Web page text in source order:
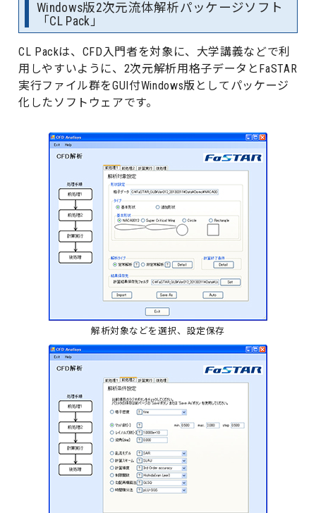
Windows版2次元流体解析パッケージソフト
「CL Pack」
CL Packは、CFD入門者を対象に、大学講義などで利
用しやすいように、2次元解析用格子データとFaSTAR
実行ファイル群をGUI付Windows版としてパッケージ
化したソフトウェアです。
解析対象などを選択、設定保存